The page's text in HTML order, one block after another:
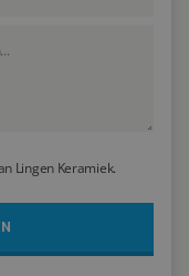
Lingen Keramiek.